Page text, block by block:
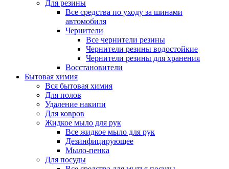
Для резины
Все средства по уходу за шинами
автомобиля
Чернители
Все чернители резины
Чернители резины водостойкие
Чернители резины для хранения
Восстановители
Бытовая химия
Вся бытовая химия
Для полов
Удаление накипи
Для ковров
Жидкое мыло для рук
Все жидкое мыло для рук
Дезинфицирующее
Мыло-пенка
Для посуды